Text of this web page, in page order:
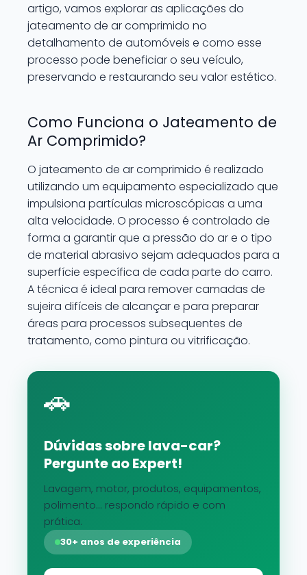
artigo, vamos explorar as aplicações do
jateamento de ar comprimido no
detalhamento de automóveis e como esse
processo pode beneficiar o seu veículo,
preservando e restaurando seu valor estético.
Como Funciona o Jateamento de
Ar Comprimido?
O jateamento de ar comprimido é realizado
utilizando um equipamento especializado que
impulsiona partículas microscópicas a uma
alta velocidade. O processo é controlado de
forma a garantir que a pressão do ar e o tipo
de material abrasivo sejam adequados para a
superfície específica de cada parte do carro.
A técnica é ideal para remover camadas de
sujeira difíceis de alcançar e para preparar
áreas para processos subsequentes de
tratamento, como pintura ou vitrificação.
🚗
Dúvidas sobre lava-car?
Pergunte ao Expert!
Lavagem, motor, produtos, equipamentos,
polimento... respondo rápido e com
prática.
30+ anos de experiência